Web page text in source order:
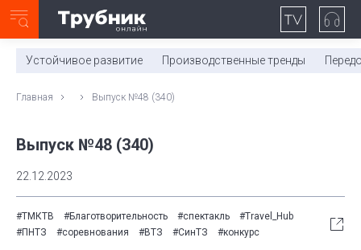
0:00/ 11:03
Устойчивое развитие Производственные тренды
Главная Выпуск №48 (340)
Выпуск №48 (340)
22.12.2023
#ТМКТВ #Благотворительность #спектакль
#Travel_Hub
#ПНТЗ
#соревнования #ВТЗ #СинТЗ #конкурс